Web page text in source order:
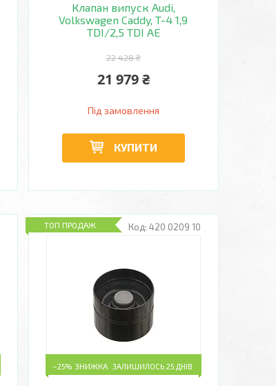
Клапан випуск Audi,
Volkswagen Caddy, T-4 1,9
TDI/2,5 TDI AE
22 428 ₴
21 979 ₴
Під замовлення
КУПИТИ
420 0209 10
ТОП ПРОДАЖ
–25% ЗАЛИШИЛОСЬ 25 ДНІВ